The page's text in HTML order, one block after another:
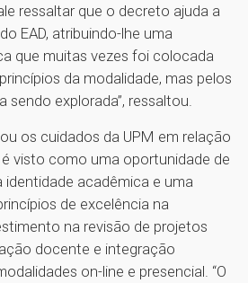
ressaltar que o decreto ajuda a
EAD, atribuindo-lhe uma
que muitas vezes foi colocada
da modalidade, mas pelos
explorada”, ressaltou.
os cuidados da UPM em relação
visto como uma oportunidade de
acadêmica e uma
de excelência na
na revisão de projetos
docente e integração
on-line e presencial. “O